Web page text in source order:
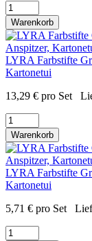
Warenkorb
LYRA Farbstifte
Kartonetui
13,29 € pro Set
Warenkorb
LYRA Farbstifte
Kartonetui
5,71 € pro Set